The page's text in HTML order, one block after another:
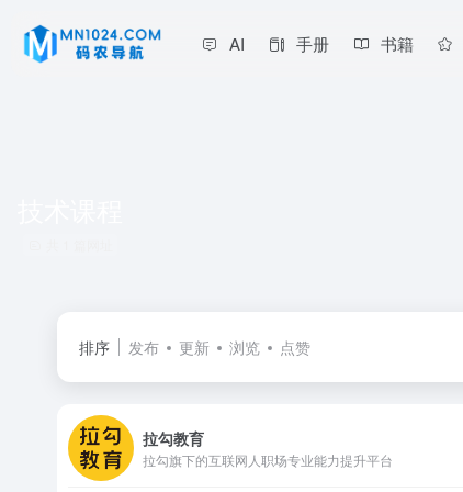
AI 手册 书籍
排序 发布 更新 浏览 点赞
拉勾教育
拉勾旗下的互联网人职场专业能力提升平台